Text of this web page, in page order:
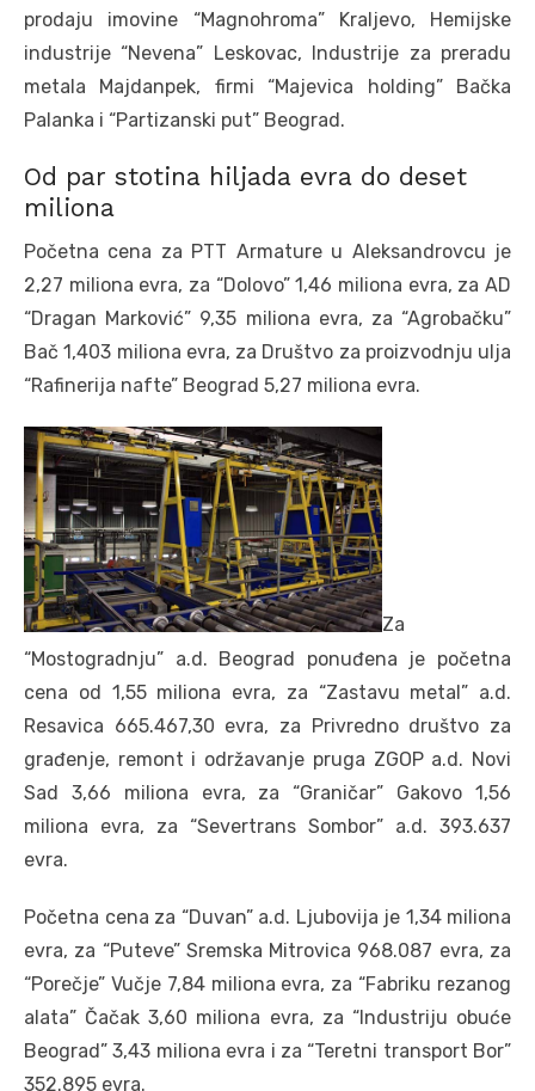
prodaju imovine “Magnohroma” Kraljevo, Hemijske
industrije “Nevena” Leskovac, Industrije za preradu
metala Majdanpek, firmi “Majevica holding” Bačka
Palanka i “Partizanski put” Beograd.
Od par stotina hiljada evra do deset
miliona
Početna cena za PTT Armature u Aleksandrovcu je
2,27 miliona evra, za “Dolovo” 1,46 miliona evra, za AD
“Dragan Marković” 9,35 miliona evra, za “Agrobačku”
Bač 1,403 miliona evra, za Društvo za proizvodnju ulja
“Rafinerija nafte” Beograd 5,27 miliona evra.
Za
“Mostogradnju” a.d. Beograd ponuđena je početna
cena od 1,55 miliona evra, za “Zastavu metal” a.d.
Resavica 665.467,30 evra, za Privredno društvo za
građenje, remont i održavanje pruga ZGOP a.d. Novi
Sad 3,66 miliona evra, za “Graničar” Gakovo 1,56
miliona evra, za “Severtrans Sombor” a.d. 393.637
evra.
Početna cena za “Duvan” a.d. Ljubovija je 1,34 miliona
evra, za “Puteve” Sremska Mitrovica 968.087 evra, za
“Porečje” Vučje 7,84 miliona evra, za “Fabriku rezanog
alata” Čačak 3,60 miliona evra, za “Industriju obuće
Beograd” 3,43 miliona evra i za “Teretni transport Bor”
352.895 evra.